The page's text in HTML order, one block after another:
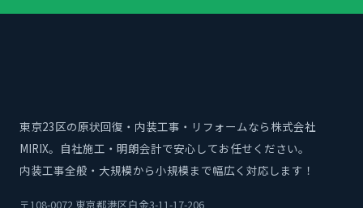
東京23区の原状回復・内装工事・リフォームなら株式会社
MIRIX。自社施工・明朗会計で安心してお任せください。
内装工事全般・大規模から小規模まで幅広く対応します！
〒108-0072 東京都港区白金3-11-17-206